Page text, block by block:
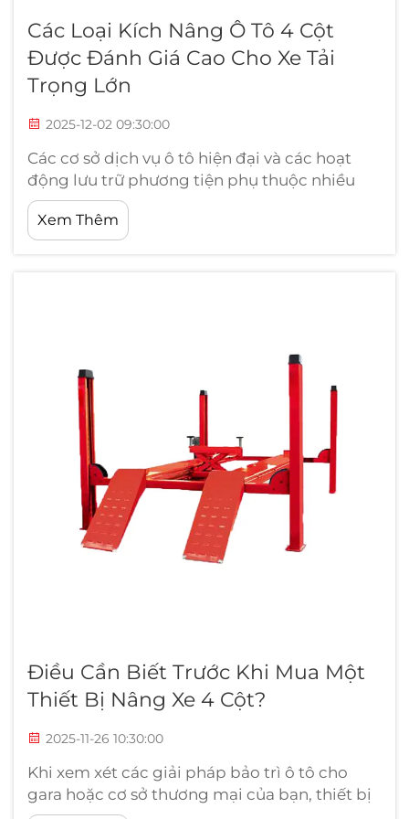
Các Loại Kích Nâng Ô Tô 4 Cột
Được Đánh Giá Cao Cho Xe Tải
Trọng Lớn
2025-12-02 09:30:00
Các cơ sở dịch vụ ô tô hiện đại và các hoạt
động lưu trữ phương tiện phụ thuộc nhiều
vào các giải pháp nâng hạ hiệu quả để tối ưu
hóa việc sử dụng không gian và năng suất
vận hành. Các cầu nâng ô tô 4 trụ chuyên
Xem Thêm
Điều Cần Biết Trước Khi Mua Một
Thiết Bị Nâng Xe 4 Cột?
2025-11-26 10:30:00
Khi xem xét các giải pháp bảo trì ô tô cho
gara hoặc cơ sở thương mại của bạn, thiết bị